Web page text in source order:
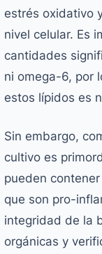
estrés oxidativo
nivel celular. Es
cantidades
ni omega-6, por
estos lípidos es
Sin embargo,
cultivo es
pueden
que son pro-
integridad de la
orgánicas y